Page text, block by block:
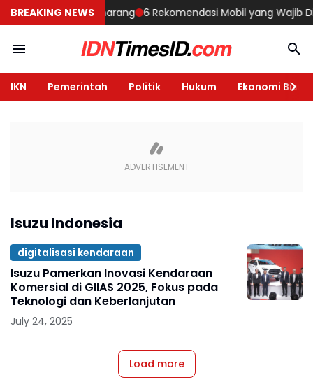
BREAKING NEWS
Rumah di Semarang 6 Rekomendasi Mobil yang Wajib
IKN Pemerintah Politik Hukum Ekonomi Bisnis
Isuzu Indonesia
digitalisasi kendaraan
Isuzu Pamerkan Inovasi Kendaraan
Komersial di GIIAS 2025, Fokus pada
Teknologi dan Keberlanjutan
July 24, 2025
Load more